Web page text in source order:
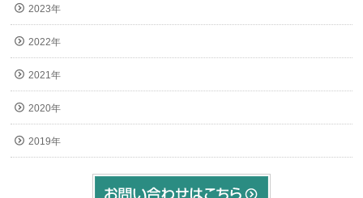
2023年
2022年
2021年
2020年
2019年